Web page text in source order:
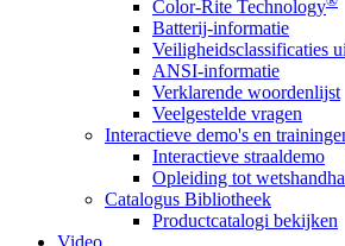
Color-Rite Technology
Batterij-informatie
Veiligheidsclassificaties
ANSI-informatie
Verklarende woordenlijst
Veelgestelde vragen
Interactieve demo's en
Interactieve straaldemo
Opleiding tot
Catalogus Bibliotheek
Productcatalogi bekijken